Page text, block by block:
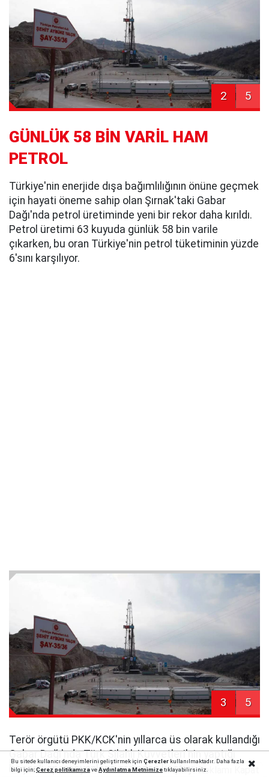
2 5
GÜNLÜK 58 BİN VARİL HAM
PETROL
Türkiye'nin enerjide dışa bağımlılığının önüne geçmek
için hayati öneme sahip olan Şırnak'taki Gabar
Dağı'nda petrol üretiminde yeni bir rekor daha kırıldı.
Petrol üretimi 63 kuyuda günlük 58 bin varile
çıkarken, bu oran Türkiye'nin petrol tüketiminin yüzde
6'sını karşılıyor.
3 5
Terör örgütü PKK/KCK'nin yıllarca üs olarak kullandığı
Gabar Dağı'nda Türk Silahlı Kuvvetleri'nin yaptığı
başarılı operasyonların ardından keşfi yapılan 1
Bu sitede kullanıcı deneyimlerini geliştirmek için Çerezlerkullanılmaktadır. Daha fazla
bilgi için;Çerez politikamızaveAydınlatma Metnimizetıklayabilirsiniz.Reklamı Kapat